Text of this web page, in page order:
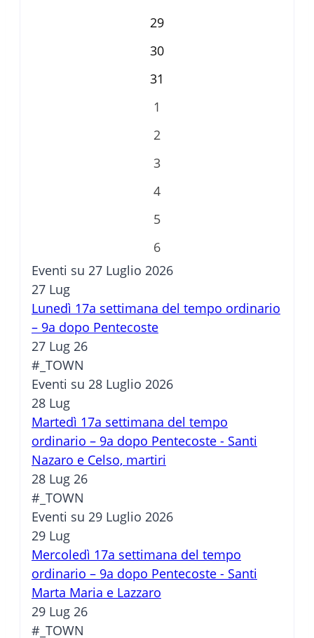
29
30
31
1
2
3
4
5
6
Eventi su 27 Luglio 2026
27 Lug
Lunedì 17a settimana del tempo ordinario
– 9a dopo Pentecoste
27 Lug 26
#_TOWN
Eventi su 28 Luglio 2026
28 Lug
Martedì 17a settimana del tempo
ordinario – 9a dopo Pentecoste - Santi
Nazaro e Celso, martiri
28 Lug 26
#_TOWN
Eventi su 29 Luglio 2026
29 Lug
Mercoledì 17a settimana del tempo
ordinario – 9a dopo Pentecoste - Santi
Marta Maria e Lazzaro
29 Lug 26
#_TOWN